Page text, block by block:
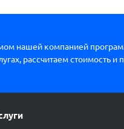
нашей компанией
рассчитаем стоимость